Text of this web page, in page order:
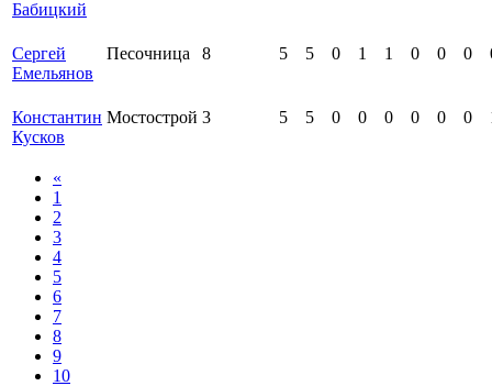
Бабицкий
Сергей
Емельянов
Песочница 8 5 5 0 1 1 0 0 0
Константин
Кусков
Мостострой 3 5 5 0 0 0 0 0 0
«
1
2
3
4
5
6
7
8
9
10